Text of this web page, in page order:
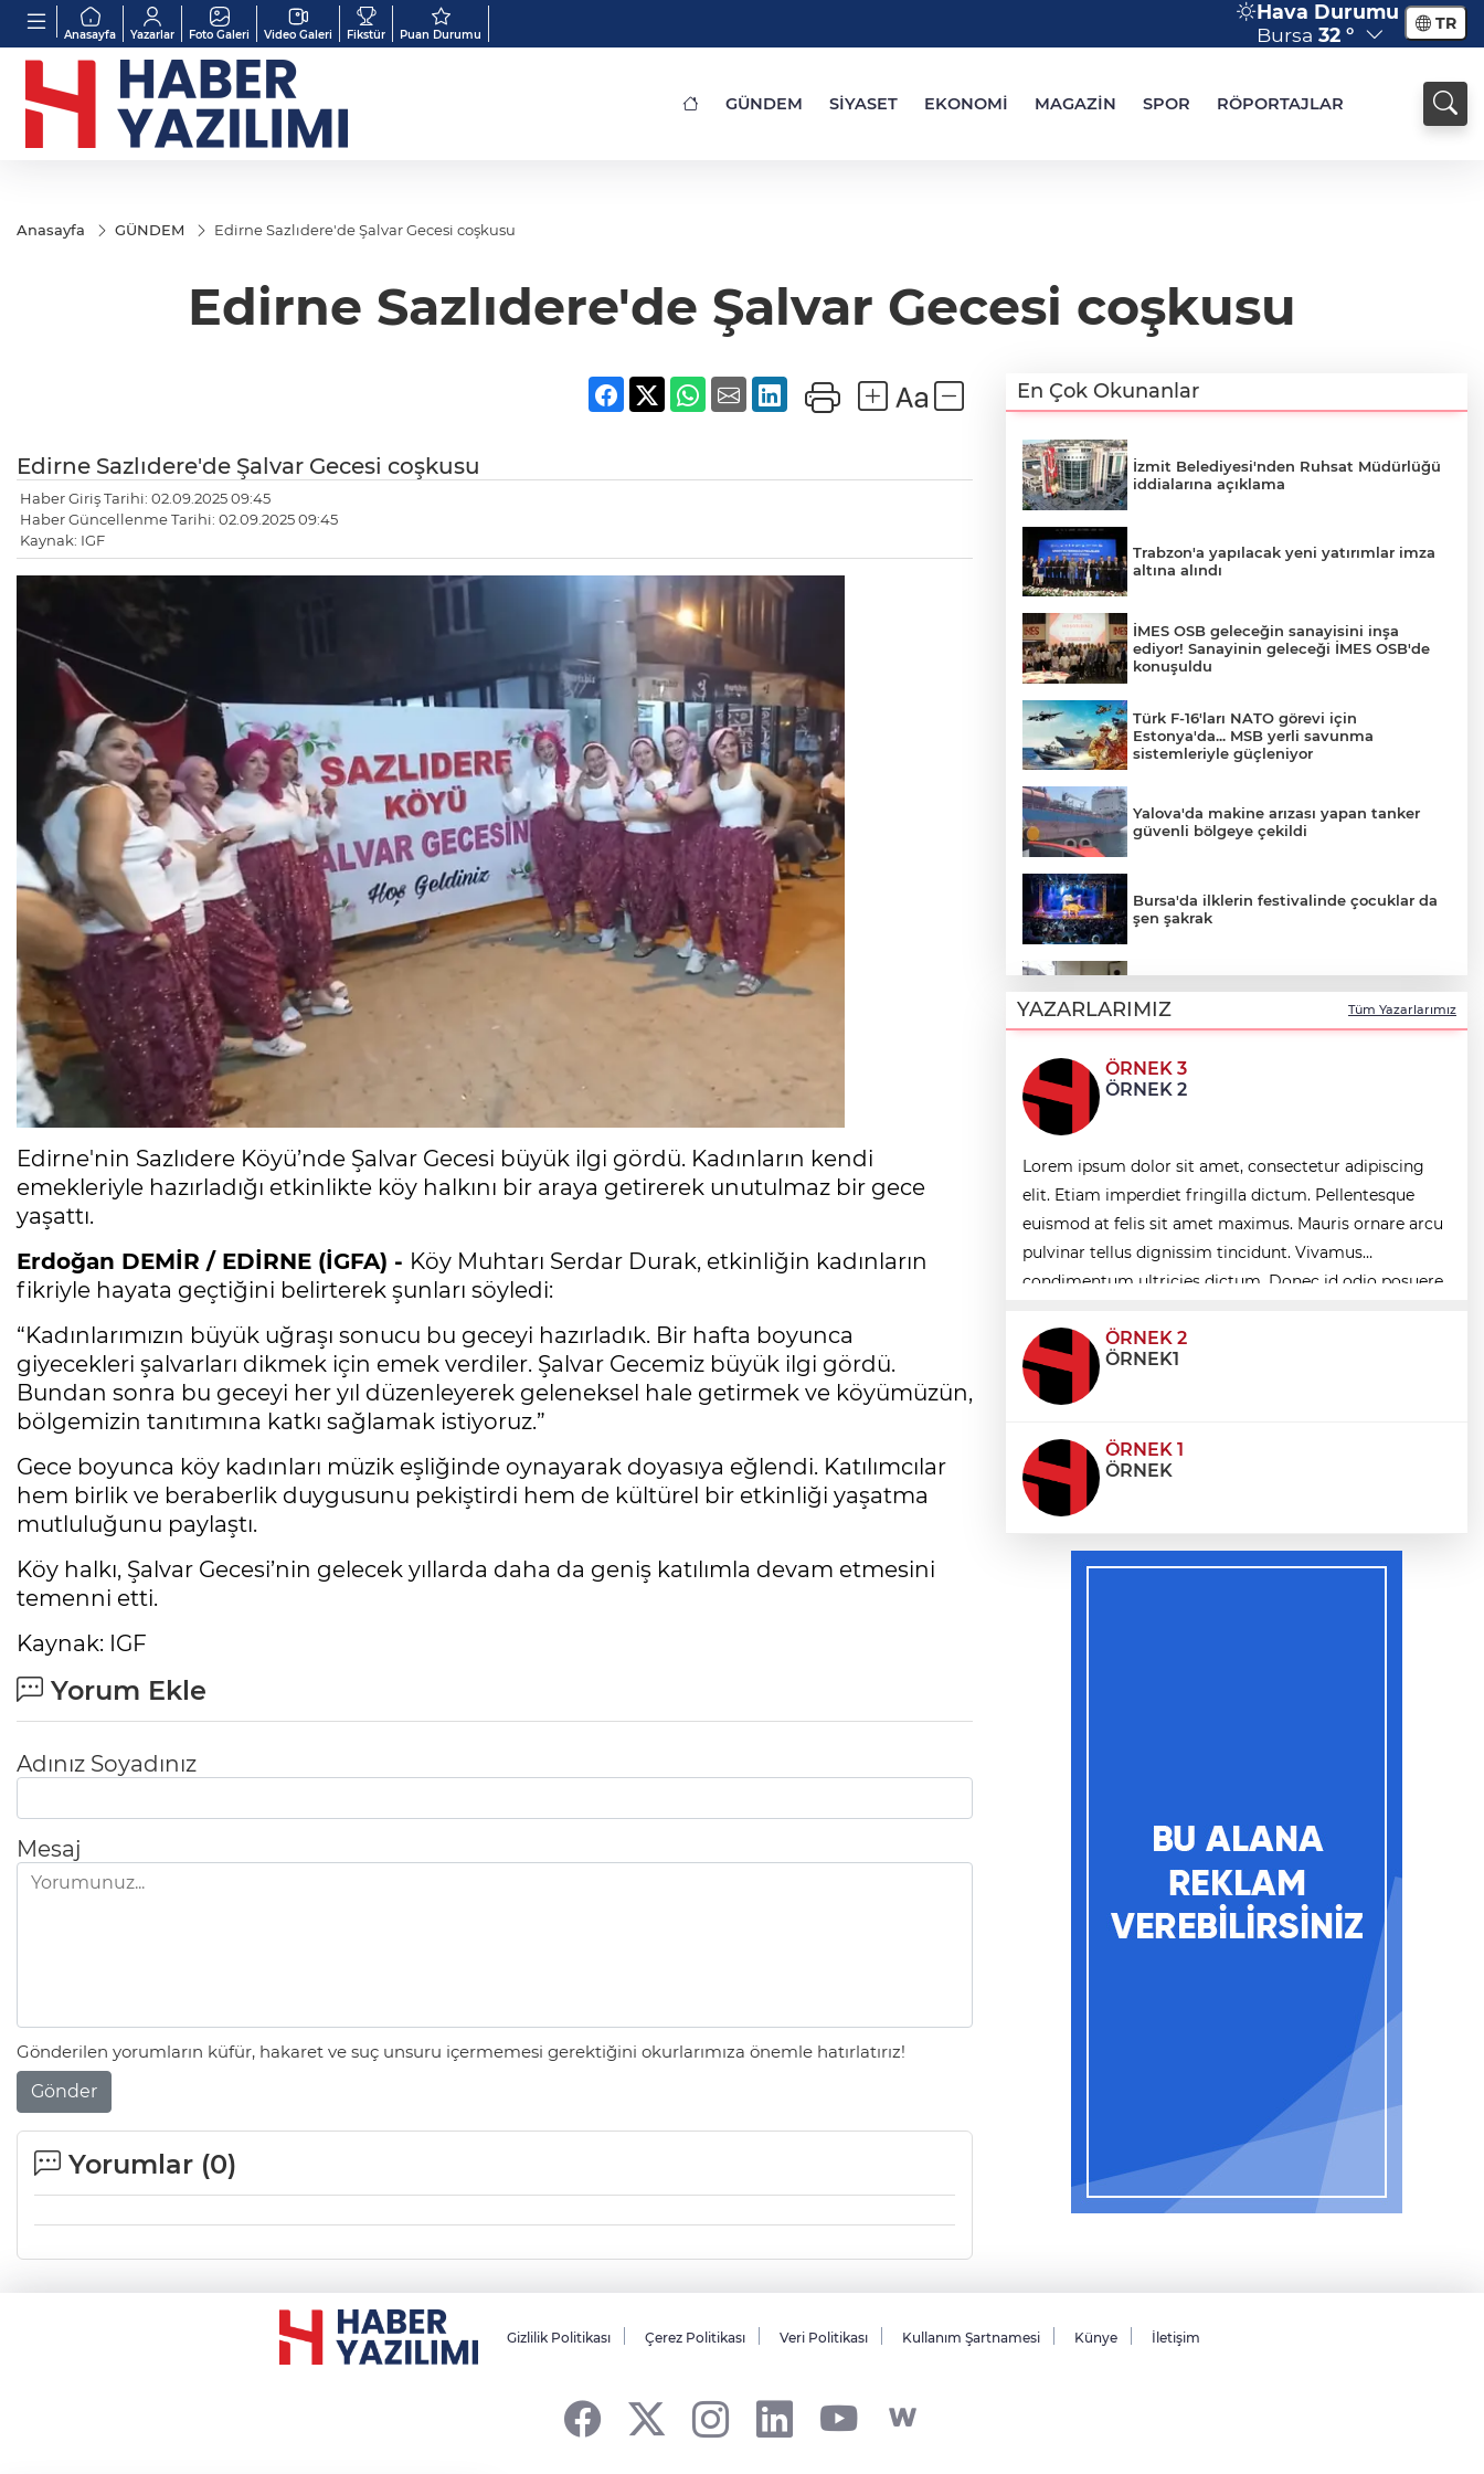
Anasayfa Yazarlar Foto Galeri Video Galeri Fikstür Puan Durumu
Hava Durumu
Bursa 32 ° TR
GÜNDEM SİYASET EKONOMİ MAGAZİN SPOR RÖPORTAJLAR
Anasayfa GÜNDEM Edirne Sazlıdere'de Şalvar Gecesi coşkusu
Edirne Sazlıdere'de Şalvar Gecesi coşkusu
Edirne Sazlıdere'de Şalvar Gecesi coşkusu
Haber Giriş Tarihi: 02.09.2025 09:45
Haber Güncellenme Tarihi: 02.09.2025 09:45
Kaynak: IGF
Edirne'nin Sazlıdere Köyü’nde Şalvar Gecesi büyük ilgi gördü. Kadınların kendi
emekleriyle hazırladığı etkinlikte köy halkını bir araya getirerek unutulmaz bir gece
yaşattı.
Erdoğan DEMİR / EDİRNE (İGFA) - Köy Muhtarı Serdar Durak, etkinliğin kadınların
fikriyle hayata geçtiğini belirterek şunları söyledi:
“Kadınlarımızın büyük uğraşı sonucu bu geceyi hazırladık. Bir hafta boyunca
giyecekleri şalvarları dikmek için emek verdiler. Şalvar Gecemiz büyük ilgi gördü.
Bundan sonra bu geceyi her yıl düzenleyerek geleneksel hale getirmek ve köyümüzün,
bölgemizin tanıtımına katkı sağlamak istiyoruz.”
Gece boyunca köy kadınları müzik eşliğinde oynayarak doyasıya eğlendi. Katılımcılar
hem birlik ve beraberlik duygusunu pekiştirdi hem de kültürel bir etkinliği yaşatma
mutluluğunu paylaştı.
Köy halkı, Şalvar Gecesi’nin gelecek yıllarda daha da geniş katılımla devam etmesini
temenni etti.
Kaynak: IGF
Yorum Ekle
Adınız Soyadınız
Mesaj
Gönderilen yorumların küfür, hakaret ve suç unsuru içermemesi gerektiğini okurlarımıza önemle hatırlatırız!
Gönder
Yorumlar (0)
En Çok Okunanlar
İzmit Belediyesi'nden Ruhsat Müdürlüğü
iddialarına açıklama
Trabzon'a yapılacak yeni yatırımlar imza
altına alındı
İMES OSB geleceğin sanayisini inşa
ediyor! Sanayinin geleceği İMES OSB'de
konuşuldu
Türk F-16'ları NATO görevi için
Estonya'da... MSB yerli savunma
sistemleriyle güçleniyor
Yalova'da makine arızası yapan tanker
güvenli bölgeye çekildi
Bursa'da ilklerin festivalinde çocuklar da
şen şakrak
kavuşacaklar
Antalya'da Korkuteli üreticisine çifte
destek
Nilüfer’de kaldırımlar temizlendi
Konya Selçuklu'da Başkan
Pekyatırmacı'dan esnaf ziyareti
YAZARLARIMIZ Tüm Yazarlarımız
ÖRNEK 3
ÖRNEK 2
Lorem ipsum dolor sit amet, consectetur adipiscing
elit. Etiam imperdiet fringilla dictum. Pellentesque
euismod at felis sit amet maximus. Mauris ornare arcu
pulvinar tellus dignissim tincidunt. Vivamus
condimentum ultricies dictum. Donec id odio posuere,
ÖRNEK 2
ÖRNEK1
ÖRNEK 1
ÖRNEK
Gizlilik Politikası Çerez Politikası Veri Politikası Kullanım Şartnamesi Künye İletişim